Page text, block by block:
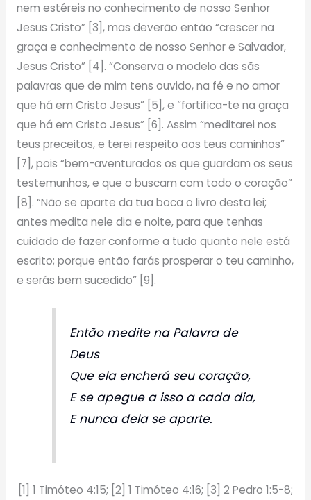
nem estéreis no conhecimento de nosso Senhor
Jesus Cristo” [3], mas deverão então “crescer na
graça e conhecimento de nosso Senhor e Salvador,
Jesus Cristo” [4]. “Conserva o modelo das sãs
palavras que de mim tens ouvido, na fé e no amor
que há em Cristo Jesus” [5], e “fortifica-te na graça
que há em Cristo Jesus” [6]. Assim “meditarei nos
teus preceitos, e terei respeito aos teus caminhos”
[7], pois “bem-aventurados os que guardam os seus
testemunhos, e que o buscam com todo o coração”
[8]. “Não se aparte da tua boca o livro desta lei;
antes medita nele dia e noite, para que tenhas
cuidado de fazer conforme a tudo quanto nele está
escrito; porque então farás prosperar o teu caminho,
e serás bem sucedido” [9].
Então medite na Palavra de
Deus
Que ela encherá seu coração,
E se apegue a isso a cada dia,
E nunca dela se aparte.
[1] 1 Timóteo 4:15; [2] 1 Timóteo 4:16; [3] 2 Pedro 1:5-8;